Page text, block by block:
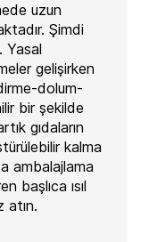
uzun
Şimdi
Yasal
gelişirken
dolum-
bir şekilde
gıdaların
kalma
ambalajlama
başlıca ısıl
atın.